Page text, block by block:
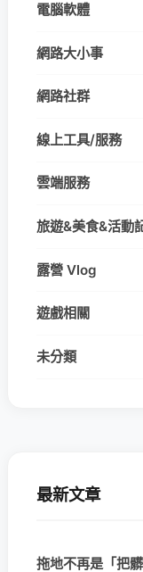
電腦軟體
網路大小事
網路社群
線上工具/服務
雲端服務
旅遊&美食&活動
露營 Vlog
遊戲相關
未分類
最新文章
拖地不再是「把